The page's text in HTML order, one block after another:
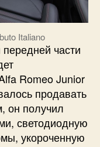
Italiano
части
Romeo Junior
продавать
он получил
светодиодную
укороченную